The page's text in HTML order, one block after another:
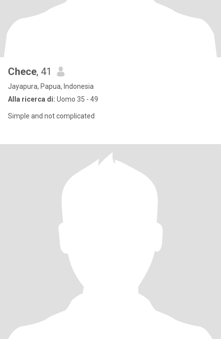
Chece, 41
Jayapura, Papua, Indonesia
Alla ricerca di: Uomo 35 - 49
Simple and not complicated